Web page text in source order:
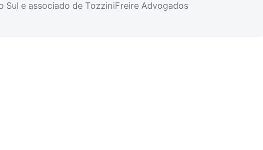
Sul e associado de TozziniFreire Advogados